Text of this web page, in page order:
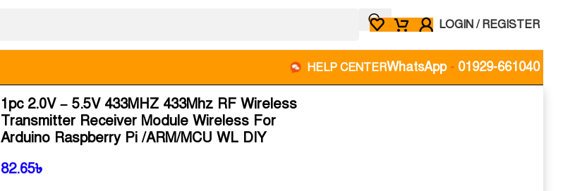
LOGIN / REGISTER
HELP CENTERWhatsApp - 01929-661040
1pc 2.0V – 5.5V 433MHZ 433Mhz RF Wireless
Transmitter Receiver Module Wireless For
Arduino Raspberry Pi /ARM/MCU WL DIY
82.65৳